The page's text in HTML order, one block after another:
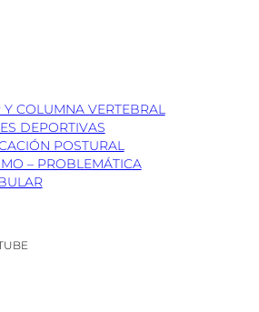
COLUMNA VERTEBRAL
DEPORTIVAS
POSTURAL
– PROBLEMÁTICA